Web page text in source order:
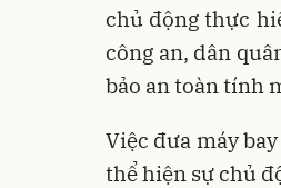
chủ động thực
công an, dân
bảo an toàn tính
Việc đưa máy
thể hiện sự chủ